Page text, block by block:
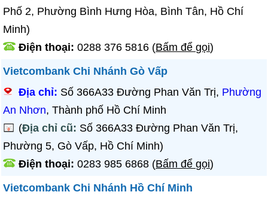
Phố 2, Phường Bình Hưng Hòa, Bình Tân, Hồ Chí
Minh)
Điện thoại:0288 376 5816 (Bấm để gọi)
Vietcombank Chi Nhánh Gò Vấp
Địa chỉ: Số 366A33 Đường Phan Văn Trị, Phường
An Nhơn, Thành phố Hồ Chí Minh
(Địa chỉ cũ: Số 366A33 Đường Phan Văn Trị,
Phường 5, Gò Vấp, Hồ Chí Minh)
Điện thoại:0283 985 6868 (Bấm để gọi)
Vietcombank Chi Nhánh Hồ Chí Minh